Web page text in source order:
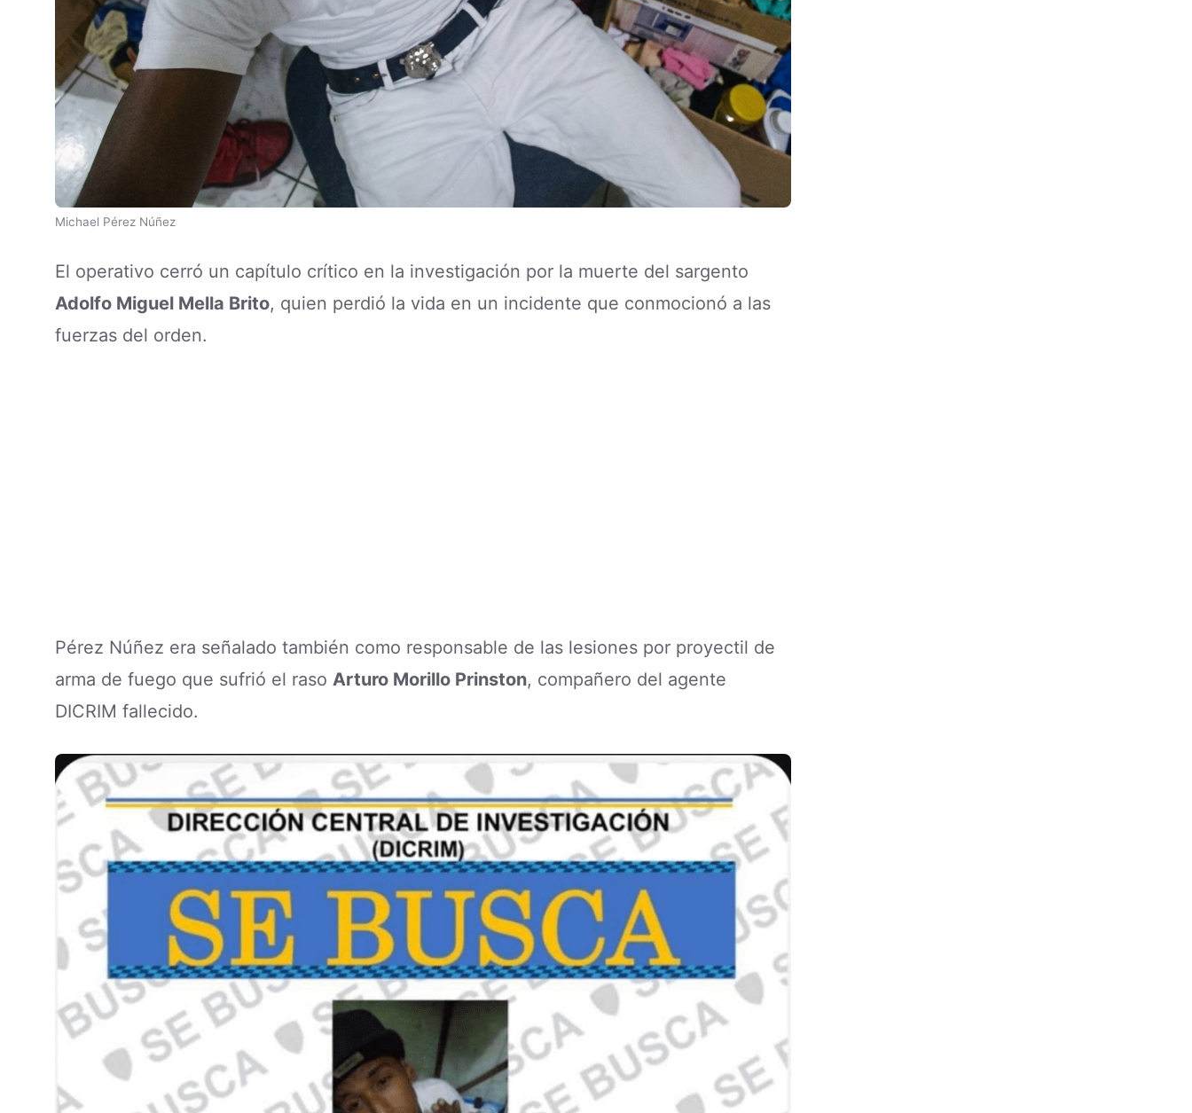
Michael Pérez Núñez
El operativo cerró un capítulo crítico en la investigación por la muerte del sargento
Adolfo Miguel Mella Brito, quien perdió la vida en un incidente que conmocionó a las
fuerzas del orden.
Pérez Núñez era señalado también como responsable de las lesiones por proyectil de
arma de fuego que sufrió el raso Arturo Morillo Prinston, compañero del agente
DICRIM fallecido.